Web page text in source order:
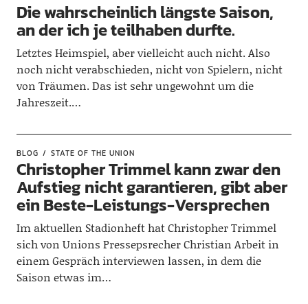
Die wahrscheinlich längste Saison,
an der ich je teilhaben durfte.
Letztes Heimspiel, aber vielleicht auch nicht. Also
noch nicht verabschieden, nicht von Spielern, nicht
von Träumen. Das ist sehr ungewohnt um die
Jahreszeit.…
BLOG STATE OF THE UNION
Christopher Trimmel kann zwar den
Aufstieg nicht garantieren, gibt aber
ein Beste-Leistungs-Versprechen
Im aktuellen Stadionheft hat Christopher Trimmel
sich von Unions Pressepsrecher Christian Arbeit in
einem Gespräch interviewen lassen, in dem die
Saison etwas im…